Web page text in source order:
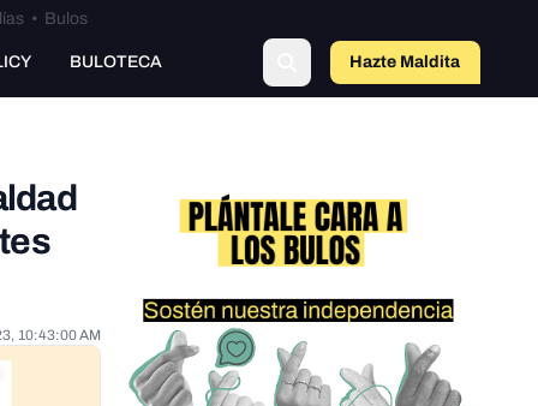
• Bulos
BULOTECA Hazte Maldito
10:43:00 AM